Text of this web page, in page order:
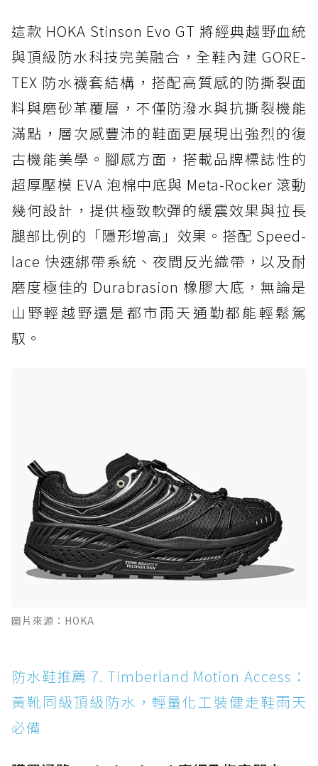
這款 HOKA Stinson Evo GT 將經典越野血統
與頂級防水科技完美融合，全鞋內建 GORE-
TEX 防水襪套結構，搭配高質感的防撕裂面
料與磨砂革覆層，不僅防潑水與抗撕裂機能
滿點，層次感豐沛的鞋面更展現出強烈的復
古機能美學。腳感方面，搭載品牌標誌性的
超厚壓模 EVA 泡棉中底與 Meta-Rocker 滾動
幾何設計，提供極致軟彈的緩震效果與拉長
腿部比例的「隱形增高」效果。搭配 Speed-
lace 快速綁帶系統、夜間反光織帶，以及耐
磨度極佳的 Durabrasion 橡膠大底，無論是
山野輕越野還是都市雨天通勤都能輕鬆駕
馭。
圖片來源：HOKA
防水鞋推薦 7. Timberland Motion Access：
黃靴同級頂級防水，輕量化工裝健走鞋雨天
必備